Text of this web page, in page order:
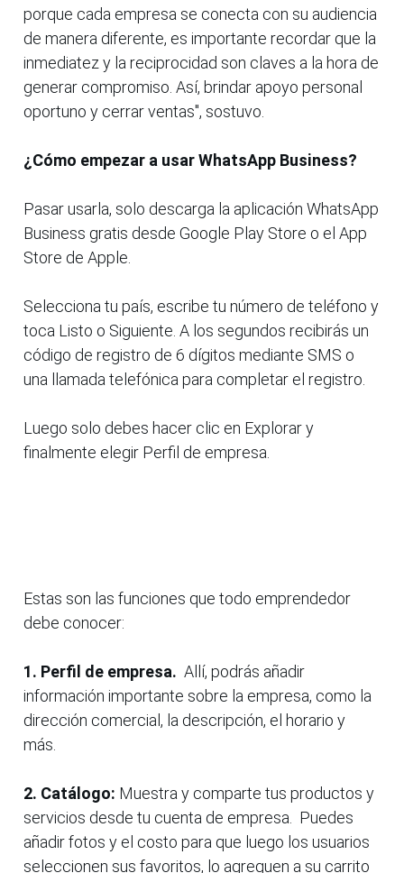
porque cada empresa se conecta con su audiencia
de manera diferente, es importante recordar que la
inmediatez y la reciprocidad son claves a la hora de
generar compromiso. Así, brindar apoyo personal
oportuno y cerrar ventas", sostuvo.
¿Cómo empezar a usar WhatsApp Business?
Pasar usarla, solo descarga la aplicación WhatsApp
Business gratis desde Google Play Store o el App
Store de Apple.
Selecciona tu país, escribe tu número de teléfono y
toca Listo o Siguiente. A los segundos recibirás un
código de registro de 6 dígitos mediante SMS o
una llamada telefónica para completar el registro.
Luego solo debes hacer clic en Explorar y
finalmente elegir Perfil de empresa.
Estas son las funciones que todo emprendedor
debe conocer:
1. Perfil de empresa. Allí, podrás añadir
información importante sobre la empresa, como la
dirección comercial, la descripción, el horario y
más.
2. Catálogo: Muestra y comparte tus productos y
servicios desde tu cuenta de empresa. Puedes
añadir fotos y el costo para que luego los usuarios
seleccionen sus favoritos, lo agreguen a su carrito